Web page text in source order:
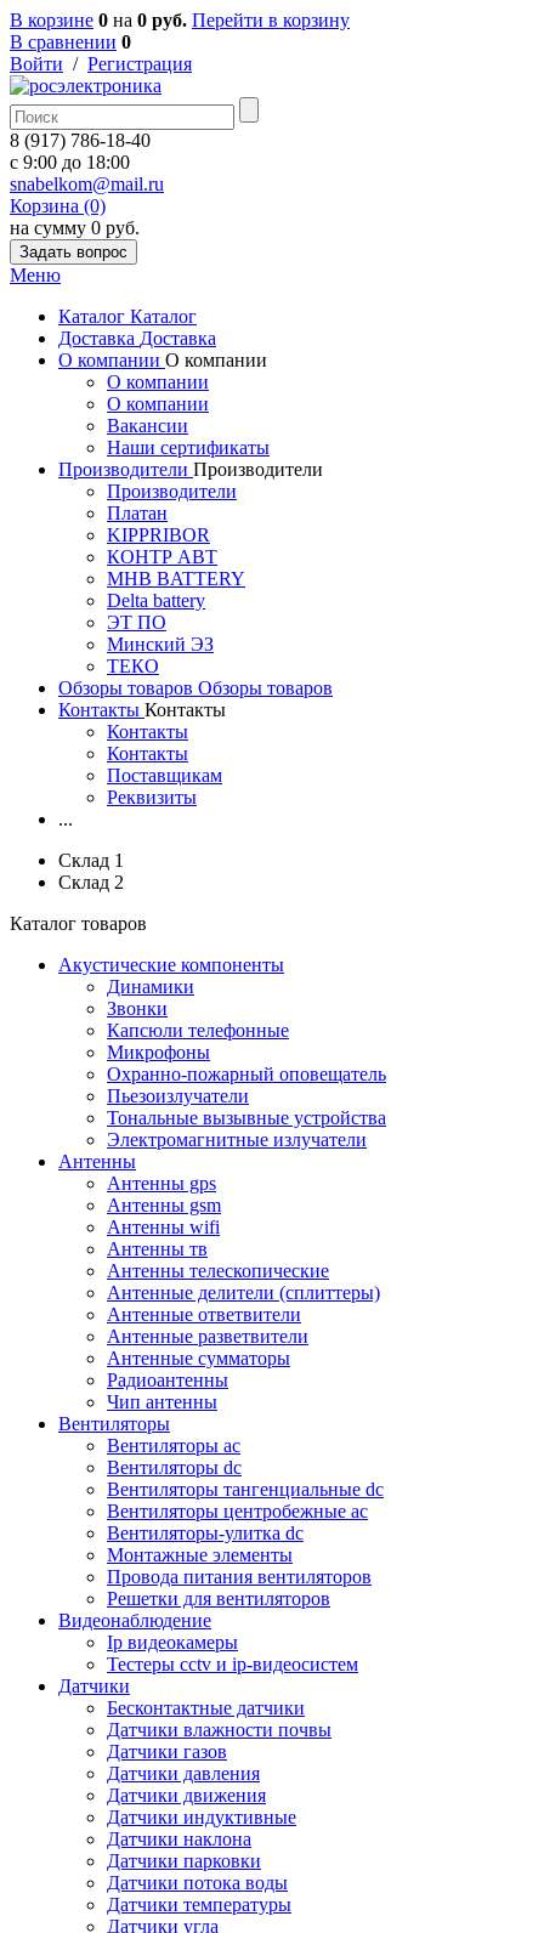
В корзине 0 на 0 руб. Перейти в корзину
В сравнении 0
Войти / Регистрация
8 (917) 786-18-40
c 9:00 до 18:00
snabelkom@mail.ru
Корзина (0)
на сумму 0 руб.
Задать вопрос
Меню
Каталог Каталог
Доставка Доставка
О компании О компании
О компании
О компании
Вакансии
Наши сертификаты
Производители Производители
Производители
Платан
KIPPRIBOR
КОНТР АВТ
MHB BATTERY
Delta battery
ЭT ПО
Минский ЭЗ
ТЕКО
Обзоры товаров Обзоры товаров
Контакты Контакты
Контакты
Контакты
Поставщикам
Реквизиты
...
Склад 1
Склад 2
Каталог товаров
Акустические компоненты
Динамики
Звонки
Капсюли телефонные
Микрофоны
Охранно-пожарный оповещатель
Пьезоизлучатели
Тональные вызывные устройства
Электромагнитные излучатели
Антенны
Антенны gps
Антенны gsm
Антенны wifi
Антенны тв
Антенны телескопические
Антенные делители (сплиттеры)
Антенные ответвители
Антенные разветвители
Антенные сумматоры
Радиоантенны
Чип антенны
Вентиляторы
Вентиляторы ac
Вентиляторы dc
Вентиляторы тангенциальные dc
Вентиляторы центробежные ac
Вентиляторы-улитка dc
Монтажные элементы
Провода питания вентиляторов
Решетки для вентиляторов
Видеонаблюдение
Ip видеокамеры
Тестеры cctv и ip-видеосистем
Датчики
Бесконтактные датчики
Датчики влажности почвы
Датчики газов
Датчики давления
Датчики движения
Датчики индуктивные
Датчики наклона
Датчики парковки
Датчики потока воды
Датчики температуры
Датчики угла